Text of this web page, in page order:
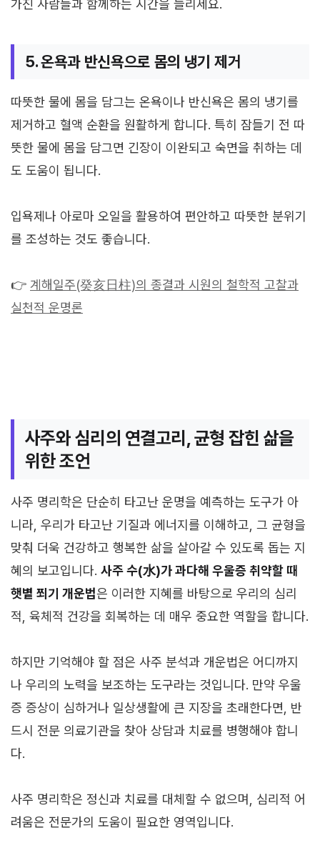
가진 사람들과 함께하는 시간을 늘리세요.
5. 온욕과 반신욕으로 몸의 냉기 제거
따뜻한 물에 몸을 담그는 온욕이나 반신욕은 몸의 냉기를
제거하고 혈액 순환을 원활하게 합니다. 특히 잠들기 전 따
뜻한 물에 몸을 담그면 긴장이 이완되고 숙면을 취하는 데
도 도움이 됩니다.
입욕제나 아로마 오일을 활용하여 편안하고 따뜻한 분위기
를 조성하는 것도 좋습니다.
👉 계해일주(癸亥日柱)의 종결과 시원의 철학적 고찰과
실천적 운명론
사주와 심리의 연결고리, 균형 잡힌 삶을
위한 조언
사주 명리학은 단순히 타고난 운명을 예측하는 도구가 아
니라, 우리가 타고난 기질과 에너지를 이해하고, 그 균형을
맞춰 더욱 건강하고 행복한 삶을 살아갈 수 있도록 돕는 지
혜의 보고입니다. 사주 수(水)가 과다해 우울증 취약할 때
햇볕 쬐기 개운법은 이러한 지혜를 바탕으로 우리의 심리
적, 육체적 건강을 회복하는 데 매우 중요한 역할을 합니다.
하지만 기억해야 할 점은 사주 분석과 개운법은 어디까지
나 우리의 노력을 보조하는 도구라는 것입니다. 만약 우울
증 증상이 심하거나 일상생활에 큰 지장을 초래한다면, 반
드시 전문 의료기관을 찾아 상담과 치료를 병행해야 합니
다.
사주 명리학은 정신과 치료를 대체할 수 없으며, 심리적 어
려움은 전문가의 도움이 필요한 영역입니다.